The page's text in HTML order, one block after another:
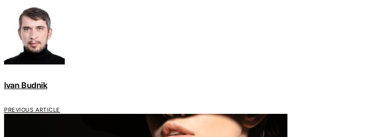
Ivan Budnik
PREVIOUS ARTICLE